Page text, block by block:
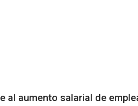
al aumento salarial de